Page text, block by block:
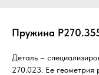
Пружина
Деталь –
270.023. Ее геометрия